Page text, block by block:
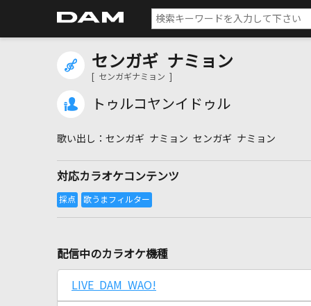
センガギ ナミョン
[ センガギナミョン ]
トゥルコヤンイドゥル
センガギ ナミョン センガギ ナミョン
対応カラオケコンテンツ
配信中のカラオケ機種
LIVE DAM WAO!